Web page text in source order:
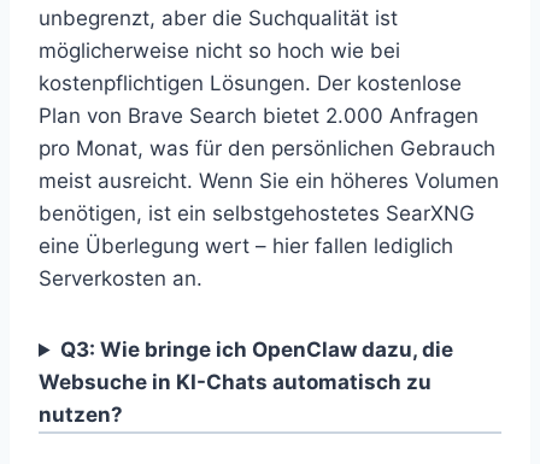
unbegrenzt, aber die Suchqualität ist
möglicherweise nicht so hoch wie bei
kostenpflichtigen Lösungen. Der kostenlose
Plan von Brave Search bietet 2.000 Anfragen
pro Monat, was für den persönlichen Gebrauch
meist ausreicht. Wenn Sie ein höheres Volumen
benötigen, ist ein selbstgehostetes SearXNG
eine Überlegung wert – hier fallen lediglich
Serverkosten an.
Q3: Wie bringe ich OpenClaw dazu, die
Websuche in KI-Chats automatisch zu
nutzen?